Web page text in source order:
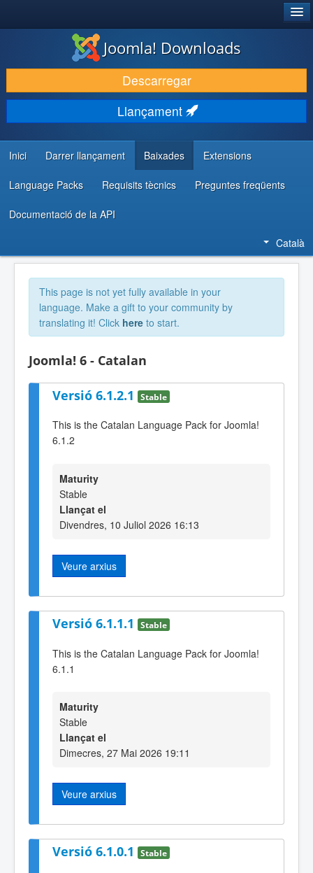
DESCARREGA & AMPLIA
DESCOBRIR & APRENDRE
COMUNITAT & SUPORT
RECURSOS PER DESENVOLUPADORS/ES
Joomla! Downloads
Descarregar
Llançament
Inici Darrer llançament Baixades Extensions
Language Packs Requisits tècnics Preguntes freqüents
Documentació de la API
Català
This page is not yet fully available in your
language. Make a gift to your community by
translating it! Click here to start.
Joomla! 6 - Catalan
Versió 6.1.2.1 Stable
This is the Catalan Language Pack for Joomla!
6.1.2
Maturity
Stable
Llançat el
Divendres, 10 Juliol 2026 16:13
Veure arxius
Versió 6.1.1.1 Stable
This is the Catalan Language Pack for Joomla!
6.1.1
Maturity
Stable
Llançat el
Dimecres, 27 Mai 2026 19:11
Veure arxius
Versió 6.1.0.1 Stable